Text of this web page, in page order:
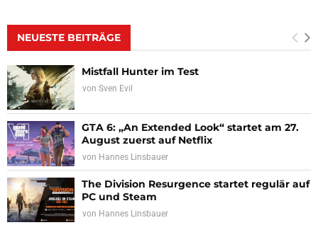
NEUESTE BEITRÄGE
Mistfall Hunter im Test
von Sven Evil
GTA 6: „An Extended Look“ startet am 27.
August zuerst auf Netflix
von Hannes Linsbauer
The Division Resurgence startet regulär auf
PC und Steam
von Hannes Linsbauer